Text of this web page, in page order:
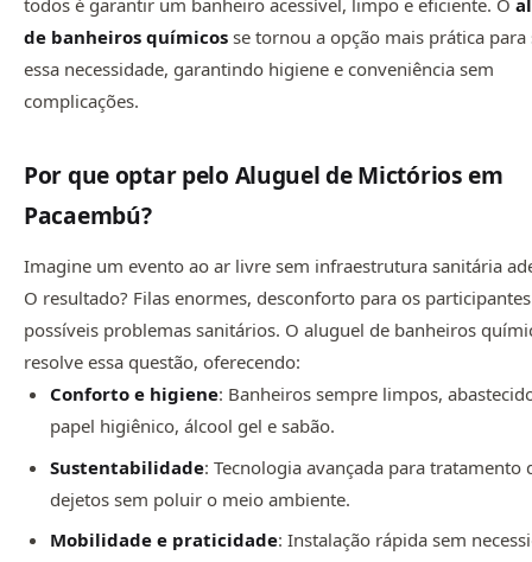
todos é garantir um banheiro acessível, limpo e eficiente. O
de banheiros químicos se tornou a opção mais prática
essa necessidade, garantindo higiene e conveniência sem
complicações.
Por que optar pelo Aluguel de Mictórios em
Pacaembú?
Imagine um evento ao ar livre sem infraestrutura sanitária
O resultado? Filas enormes, desconforto para os
possíveis problemas sanitários. O aluguel de banheiros
resolve essa questão, oferecendo:
Conforto e higiene: Banheiros sempre limpos,
papel higiênico, álcool gel e sabão.
Sustentabilidade: Tecnologia avançada para tratamento
dejetos sem poluir o meio ambiente.
Mobilidade e praticidade: Instalação rápida sem